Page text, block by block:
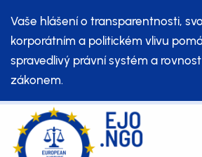
Vaše hlášení o transparentnosti,
korporátním a politickém vlivu
spravedlivý právní systém a
zákonem.